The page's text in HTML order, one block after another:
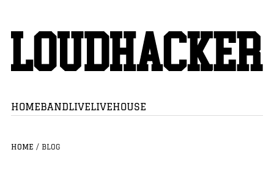
HOMEBANDLIVELIVEHOUSE
HOME / BLOG